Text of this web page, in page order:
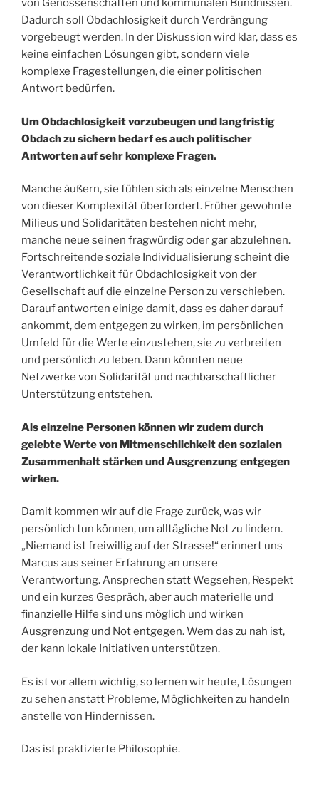
von Genossenschaften und kommunalen Bündnissen.
Dadurch soll Obdachlosigkeit durch Verdrängung
vorgebeugt werden. In der Diskussion wird klar, dass es
keine einfachen Lösungen gibt, sondern viele
komplexe Fragestellungen, die einer politischen
Antwort bedürfen.
Um Obdachlosigkeit vorzubeugen und langfristig
Obdach zu sichern bedarf es auch politischer
Antworten auf sehr komplexe Fragen.
Manche äußern, sie fühlen sich als einzelne Menschen
von dieser Komplexität überfordert. Früher gewohnte
Milieus und Solidaritäten bestehen nicht mehr,
manche neue seinen fragwürdig oder gar abzulehnen.
Fortschreitende soziale Individualisierung scheint die
Verantwortlichkeit für Obdachlosigkeit von der
Gesellschaft auf die einzelne Person zu verschieben.
Darauf antworten einige damit, dass es daher darauf
ankommt, dem entgegen zu wirken, im persönlichen
Umfeld für die Werte einzustehen, sie zu verbreiten
und persönlich zu leben. Dann könnten neue
Netzwerke von Solidarität und nachbarschaftlicher
Unterstützung entstehen.
Als einzelne Personen können wir zudem durch
gelebte Werte von Mitmenschlichkeit den sozialen
Zusammenhalt stärken und Ausgrenzung entgegen
wirken.
Damit kommen wir auf die Frage zurück, was wir
persönlich tun können, um alltägliche Not zu lindern.
„Niemand ist freiwillig auf der Strasse!“ erinnert uns
Marcus aus seiner Erfahrung an unsere
Verantwortung. Ansprechen statt Wegsehen, Respekt
und ein kurzes Gespräch, aber auch materielle und
finanzielle Hilfe sind uns möglich und wirken
Ausgrenzung und Not entgegen. Wem das zu nah ist,
der kann lokale Initiativen unterstützen.
Es ist vor allem wichtig, so lernen wir heute, Lösungen
zu sehen anstatt Probleme, Möglichkeiten zu handeln
anstelle von Hindernissen.
Das ist praktizierte Philosophie.